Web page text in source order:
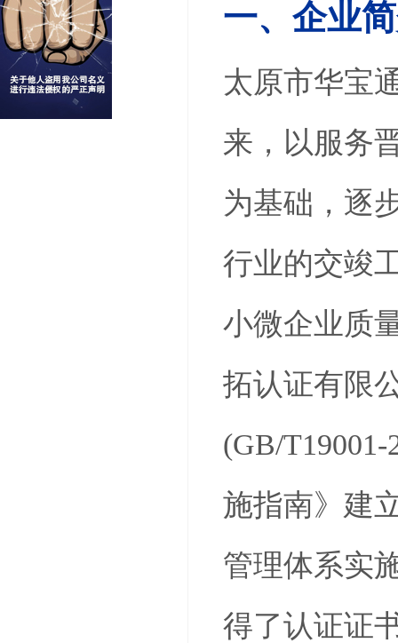
一、企业
太原市华宝
来，以服务
为基础，逐
行业的交竣
小微企业质
拓认证有限
(GB/
施指南》建
管理体系实
得了认证证